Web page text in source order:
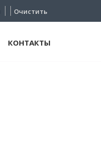
Очистить
КОНТАКТЫ